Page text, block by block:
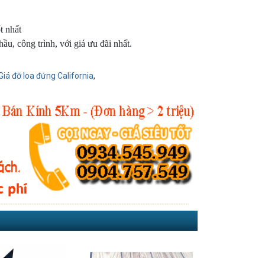
nhất
công trình, với giá ưu đãi nhất.
đỡ loa đứng California,